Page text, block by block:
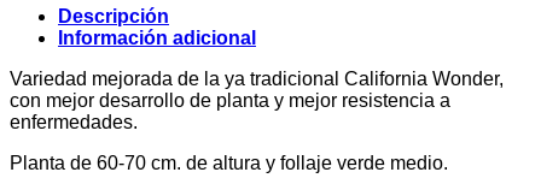
Descripción
Información adicional
Variedad mejorada de la ya tradicional California Wonder,
con mejor desarrollo de planta y mejor resistencia a
enfermedades.
Planta de 60-70 cm. de altura y follaje verde medio.